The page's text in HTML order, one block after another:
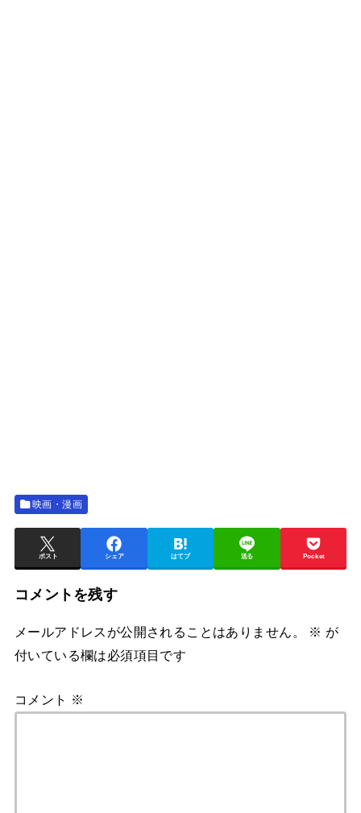
映画・漫画
ポスト シェア はてブ 送る Pocket
コメントを残す
メールアドレスが公開されることはありません。 ※ が
付いている欄は必須項目です
コメント ※